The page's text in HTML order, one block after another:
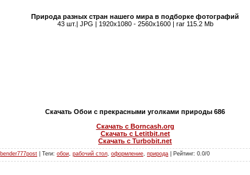
Природа разных стран нашего мира в подборке фотографий
43 шт.| JPG | 1920x1080 - 2560x1600 | rar 115.2 Mb
Скачать Обои с прекрасными уголками природы 686
Скачать с Borncash.org
Скачать с Letitbit.net
Скачать с Turbobit.net
bender777post Теги: обои рабочий стол оформление природа Рейтинг: 0.0/0